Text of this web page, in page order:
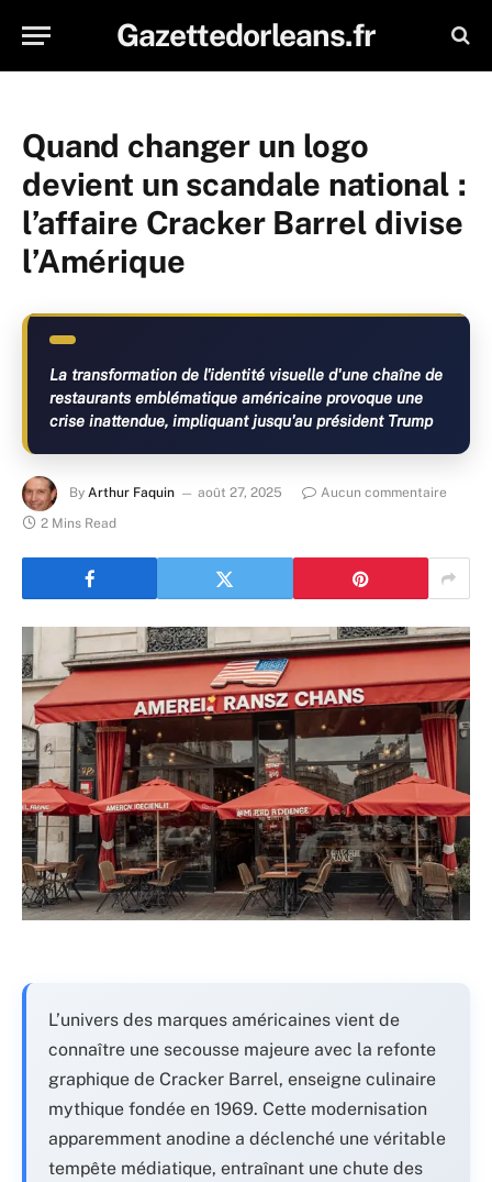
Gazettedorleans.fr
Quand changer un logo
devient un scandale national :
l’affaire Cracker Barrel divise
l’Amérique
La transformation de l'identité visuelle d'une chaîne de
restaurants emblématique américaine provoque une
crise inattendue, impliquant jusqu'au président Trump
By Arthur Faquin août 27, 2025
Aucun commentaire
2 Mins Read
L’univers des marques américaines vient de
connaître une secousse majeure avec la refonte
graphique de Cracker Barrel, enseigne culinaire
mythique fondée en 1969. Cette modernisation
apparemment anodine a déclenché une véritable
tempête médiatique, entraînant une chute des